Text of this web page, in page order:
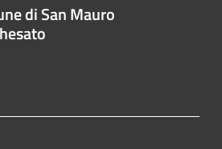
di San Mauro